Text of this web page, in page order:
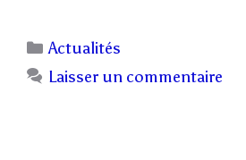
Catégories
Actualités
Laisser un commentaire